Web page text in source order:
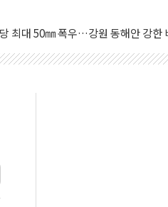
…60대 환경미화원 수거차에 치여 사
흉기 난동…60대 남성 2명 숨져
서 모터보트 전복…1명 사망·1명 실종
기림의 날 참석..."국제적 시민 연대
니 흉기 살해 10대 아들 체포
'뻔뻔' 받아친 정청래…제주 연설서 신